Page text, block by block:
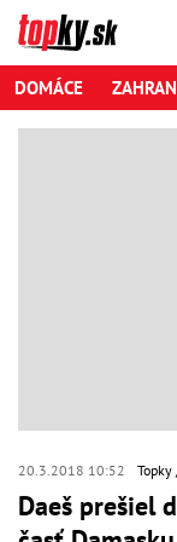
DOMÁCE
20.3.2018 10:52 Topky
Daeš prešiel